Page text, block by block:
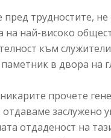
пред трудностите,
на най-високо
към
в двора на
прочете
заслужено
отдаденост на